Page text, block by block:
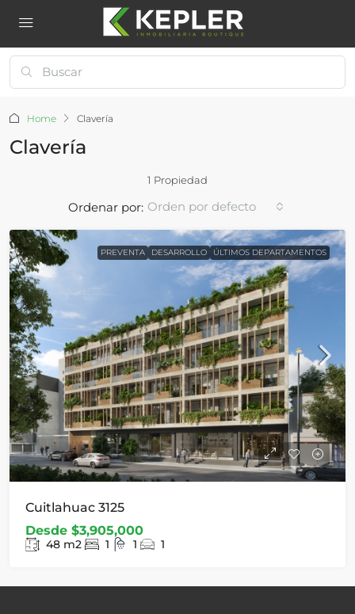
Home Clavería
Clavería
1 Propiedad
Ordenar por: Orden por defecto
PREVENTA DESARROLLO ÚLTIMOS DEPARTAMENTOS
Cuitlahuac 3125
Desde $3,905,000
48 m2 1 1 1